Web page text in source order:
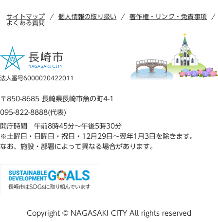
サイトマップ 個人情報の取り扱い
著作権・リンク・免責事項
よくある質問
法人番号6000020422011
〒850-8685 長崎県長崎市魚の町4-1
095-822-8888(代表)
開庁時間 午前8時45分～午後5時30分
※土曜日・日曜日・祝日・12月29日～翌年1月3日を除きます。
なお、施設・部署によって異なる場合があります。
Copyright © NAGASAKI CITY All rights reserved